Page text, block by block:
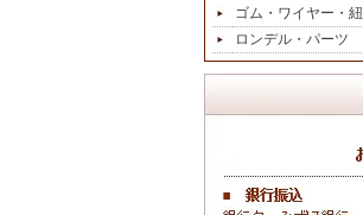
ゴム・ワイヤー・紐
ロンデル・パーツ